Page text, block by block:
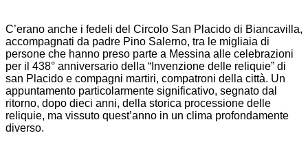
C’erano anche i fedeli del Circolo San Placido di Biancavilla,
accompagnati da padre Pino Salerno, tra le migliaia di
persone che hanno preso parte a Messina alle celebrazioni
per il 438° anniversario della “Invenzione delle reliquie” di
san Placido e compagni martiri, compatroni della città. Un
appuntamento particolarmente significativo, segnato dal
ritorno, dopo dieci anni, della storica processione delle
reliquie, ma vissuto quest’anno in un clima profondamente
diverso.